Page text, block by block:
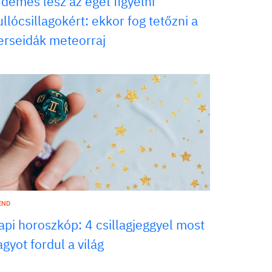
ekkor fog tetőzni a
meteorraj
horoszkóp: 4 csillagjeggyel most
fordul a világ